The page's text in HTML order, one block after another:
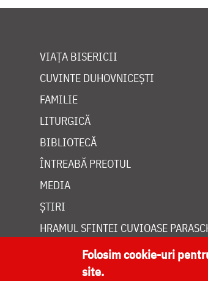
VIAȚA BISERICII
CUVINTE DUHOVNICEȘTI
FAMILIE
LITURGICĂ
BIBLIOTECĂ
ÎNTREABĂ PREOTUL
MEDIA
ȘTIRI
HRAMUL SFINTEI CUVIOASE
Folosim cookie-uri
site.